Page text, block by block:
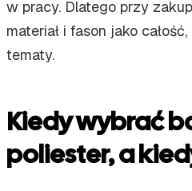
w pracy. Dlatego przy
materiał i fason jako
tematy.
Kiedy wybrać
poliester, a